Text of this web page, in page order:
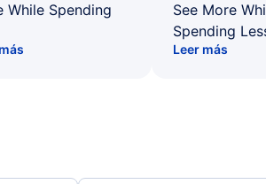
While Spending
See More
Spending
Leer más